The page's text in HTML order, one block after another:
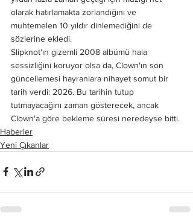
olarak hatırlamakta zorlandığını ve
muhtemelen 10 yıldır dinlemediğini de
sözlerine ekledi.
Slipknot'ın gizemli 2008 albümü hala
sessizliğini koruyor olsa da, Clown'ın son
güncellemesi hayranlara nihayet somut bir
tarih verdi: 2026. Bu tarihin tutup
tutmayacağını zaman gösterecek, ancak
Clown'a göre bekleme süresi neredeyse bitti.
Haberler
Yeni Çıkanlar